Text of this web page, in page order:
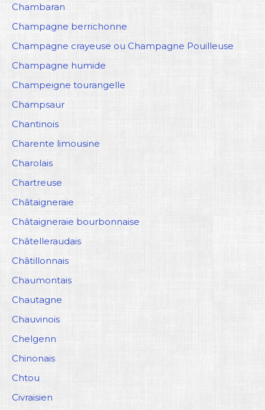
Chambaran
Champagne berrichonne
Champagne crayeuse ou Champagne Pouilleuse
Champagne humide
Champeigne tourangelle
Champsaur
Chantinois
Charente limousine
Charolais
Chartreuse
Châtaigneraie
Châtaigneraie bourbonnaise
Châtelleraudais
Châtillonnais
Chaumontais
Chautagne
Chauvinois
Chelgenn
Chinonais
Chtou
Civraisien